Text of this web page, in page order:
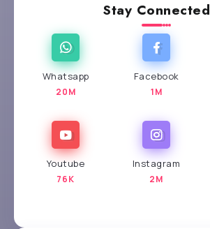
Stay Connected
Whatsapp
20M
Facebook
1M
Youtube
76K
Instagram
2M